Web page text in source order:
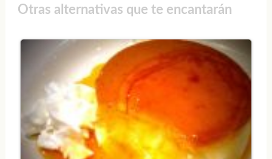
Otras alternativas que te encantarán